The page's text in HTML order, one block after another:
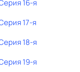
16-я
17-я
18-я
19-я